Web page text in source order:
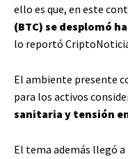
ello es que, en este
(BTC) se desplomó
lo reportó
El ambiente presente
para los activos
sanitaria y tensión
El tema además llegó